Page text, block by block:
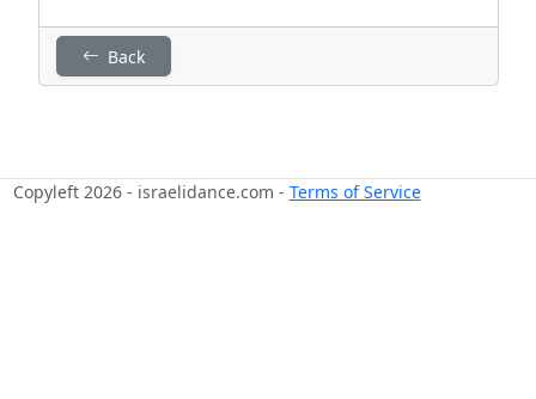
Back
Copyleft 2026 - israelidance.com - Terms of Service